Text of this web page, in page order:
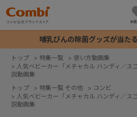
お
哺乳びんの除菌グッズが当た
トップ > 特集一覧 > 使い方動画集
> 人気ベビーカー「メチャカル ハンディ／ス
説動画集
トップ
> 特集一覧 その他 > コンビ
> 人気ベビーカー「メチャカル ハンディ／ス
説動画集